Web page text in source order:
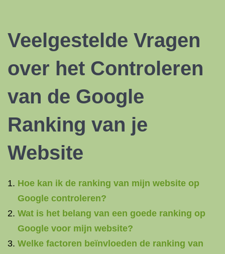
Veelgestelde Vragen
over het Controleren
van de Google
Ranking van je
Website
Hoe kan ik de ranking van mijn website op
Google controleren?
Wat is het belang van een goede ranking op
Google voor mijn website?
Welke factoren beïnvloeden de ranking van